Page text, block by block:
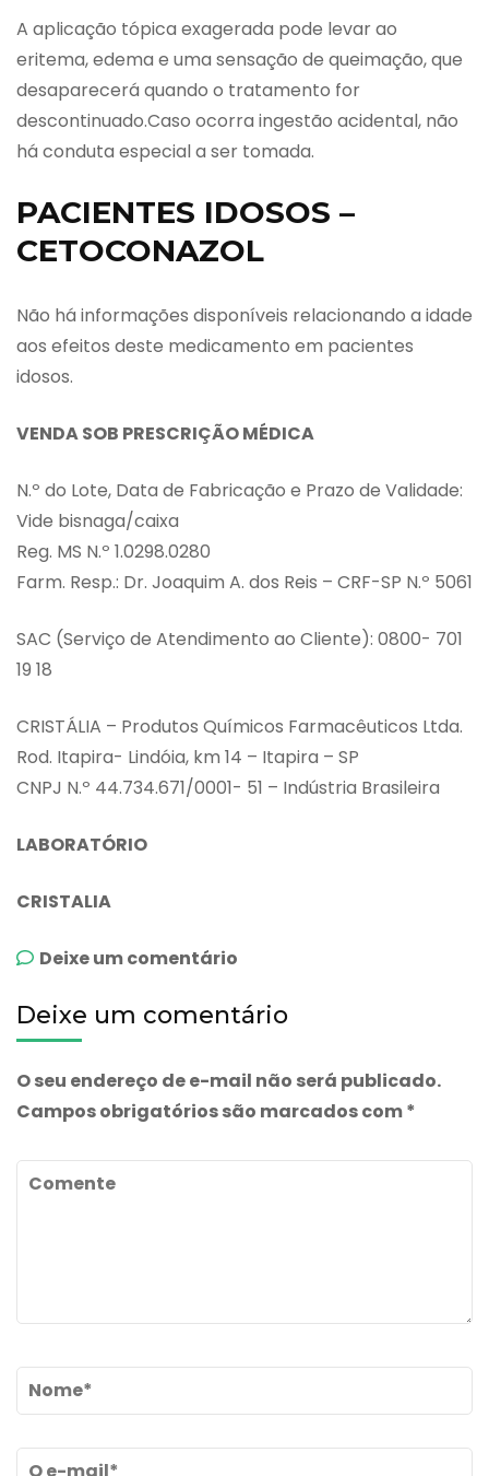
A aplicação tópica exagerada pode levar ao
eritema, edema e uma sensação de queimação, que
desaparecerá quando o tratamento for
descontinuado.Caso ocorra ingestão acidental, não
há conduta especial a ser tomada.
PACIENTES IDOSOS –
CETOCONAZOL
Não há informações disponíveis relacionando a idade
aos efeitos deste medicamento em pacientes
idosos.
VENDA SOB PRESCRIÇÃO MÉDICA
N.º do Lote, Data de Fabricação e Prazo de Validade:
Vide bisnaga/caixa
Reg. MS N.º 1.0298.0280
Farm. Resp.: Dr. Joaquim A. dos Reis – CRF-SP N.º 5061
SAC (Serviço de Atendimento ao Cliente): 0800- 701
19 18
CRISTÁLIA – Produtos Químicos Farmacêuticos Ltda.
Rod. Itapira- Lindóia, km 14 – Itapira – SP
CNPJ N.º 44.734.671/0001- 51 – Indústria Brasileira
LABORATÓRIO
CRISTALIA
Deixe um comentário
creme
Deixe um comentário
O seu endereço de e-mail não será publicado.
Campos obrigatórios são marcados com*
Comente
Name*
Email*